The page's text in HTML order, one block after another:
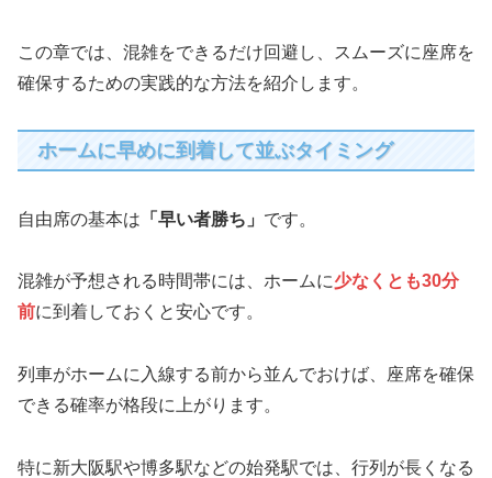
この章では、混雑をできるだけ回避し、スムーズに座席を
確保するための実践的な方法を紹介します。
ホームに早めに到着して並ぶタイミング
自由席の基本は 「早い者勝ち」 です。
混雑が予想される時間帯には、ホームに少なくとも30分
前に到着しておくと安心です。
列車がホームに入線する前から並んでおけば、座席を確保
できる確率が格段に上がります。
特に新大阪駅や博多駅などの始発駅では、行列が長くなる